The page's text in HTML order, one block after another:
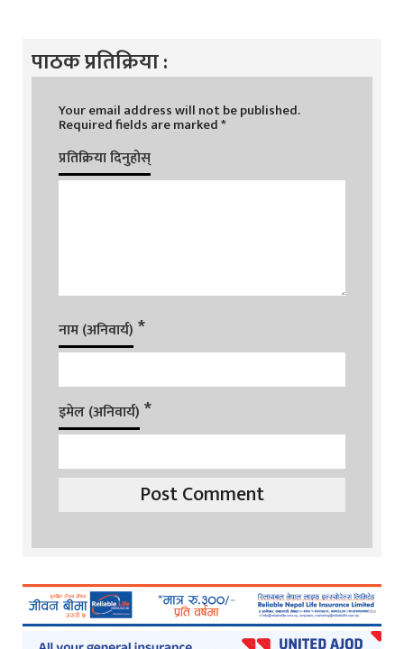
पाठक प्रतिक्रिया :
Your email address will not be published.
Required fields are marked*
प्रतिक्रिया दिनुहोस्
नाम (अनिवार्य) *
इमेल (अनिवार्य) *